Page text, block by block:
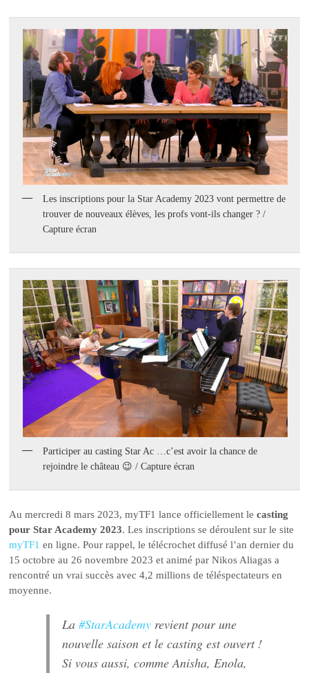
Les inscriptions pour la Star Academy 2023 vont permettre de
trouver de nouveaux élèves, les profs vont-ils changer ? /
Capture écran
Participer au casting Star Ac …c’est avoir la chance de
rejoindre le château 😉 / Capture écran
Au mercredi 8 mars 2023, myTF1 lance officiellement lecasting
pour Star Academy 2023. Les inscriptions se déroulent sur le site
myTF1 en ligne. Pour rappel, le télécrochet diffusé l’an dernier du
15 octobre au 26 novembre 2023 et animé par Nikos Aliagas a
rencontré un vrai succès avec 4,2 millions de téléspectateurs en
moyenne.
La#StarAcademy revient pour une
nouvelle saison et le casting est ouvert !
Si vous aussi, comme Anisha, Enola,